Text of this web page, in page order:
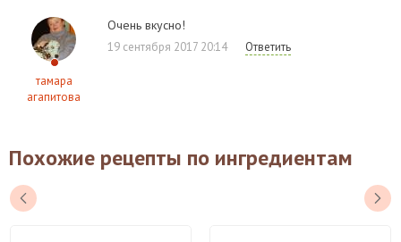
тамара
агапитова
Очень вкусно!
19 сентября 2017 20:14 Ответить
Похожие рецепты по ингредиентам